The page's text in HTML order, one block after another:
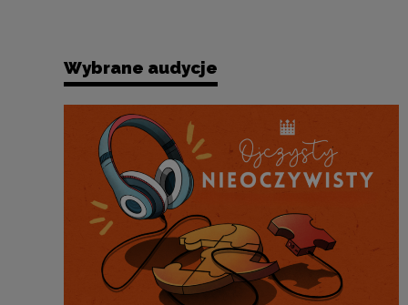
Wybrane audycje